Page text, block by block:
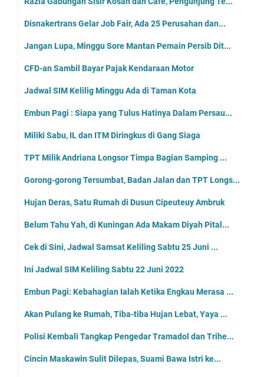
Disnakertrans Gelar Job Fair, Ada 25 Perusahan dan...
Jangan Lupa, Minggu Sore Mantan Pemain Persib Dit...
CFD-an Sambil Bayar Pajak Kendaraan Motor
Jadwal SIM Kelilig Minggu Ada di Taman Kota
Embun Pagi : Siapa yang Tulus Hatinya Dalam Persau...
Miliki Sabu, IL dan ITM Diringkus di Gang Siaga
TPT Milik Andriana Longsor Timpa Bagian Samping ...
Gorong-gorong Tersumbat, Badan Jalan dan TPT Longs...
Hujan Deras, Satu Rumah di Dusun Cipeuteuy Ambruk
Belum Tahu Yah, di Kuningan Ada Makam Diyah Pital...
Cek di Sini, Jadwal Samsat Keliling Sabtu 25 Juni ...
Ini Jadwal SIM Keliling Sabtu 22 Juni 2022
Embun Pagi: Kebahagian Ialah Ketika Engkau Merasa ...
Akan Pulang ke Rumah, Tiba-tiba Hujan Lebat, Yaya ...
Polisi Kembali Tangkap Pengedar Tramadol dan Trihe...
Cincin Maskawin Sulit Dilepas, Suami Bawa Istri ke...